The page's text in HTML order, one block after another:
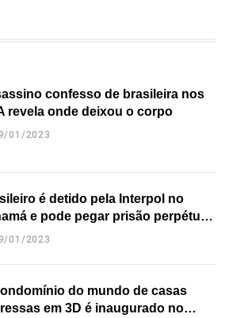
confesso de brasileira nos
revela onde deixou o corpo
01/2023
é detido pela Interpol no
e pode pegar prisão perpétua
EUA
01/2023
do mundo de casas
em 3D é inaugurado no